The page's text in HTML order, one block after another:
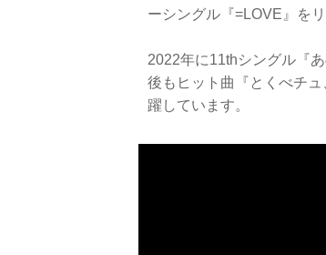
ーシングル『=LOVE』を
2022年に11thシングル『
後もヒット曲『とくべチ
躍しています。